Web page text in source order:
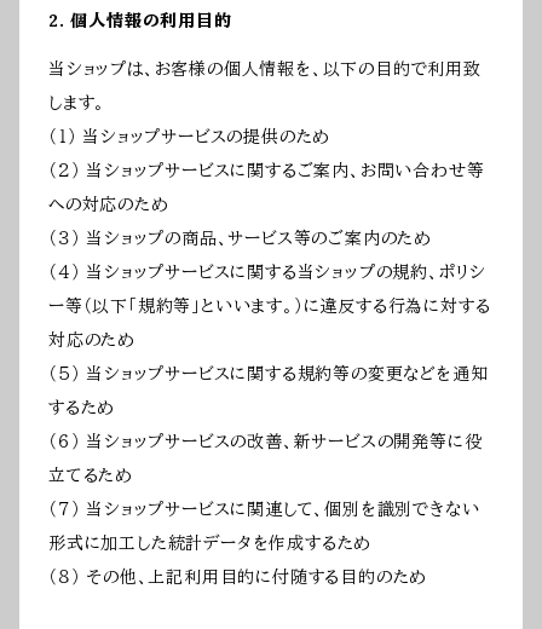
2. 個人情報の利用目的
当ショップは、お客様の個人情報を、以下の目的で利用致
します。
（１） 当ショップサービスの提供のため
（２） 当ショップサービスに関するご案内、お問い合わせ等
への対応のため
（３） 当ショップの商品、サービス等のご案内のため
（４） 当ショップサービスに関する当ショップの規約、ポリシ
ー等（以下「規約等」といいます。）に違反する行為に対する
対応のため
（５） 当ショップサービスに関する規約等の変更などを通知
するため
（６） 当ショップサービスの改善、新サービスの開発等に役
立てるため
（７） 当ショップサービスに関連して、個別を識別できない
形式に加工した統計データを作成するため
（８） その他、上記利用目的に付随する目的のため